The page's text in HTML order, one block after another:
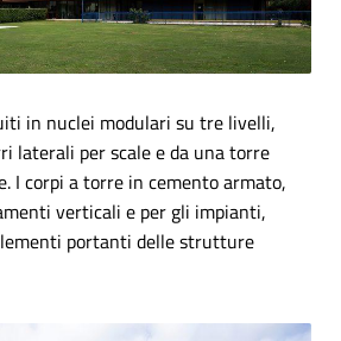
in nuclei modulari su tre livelli,
laterali per scale e da una torre
I corpi a torre in cemento armato,
verticali e per gli impianti,
portanti delle strutture